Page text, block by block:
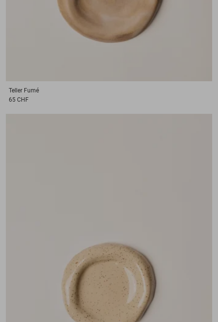
Teller Fumé
65 CHF